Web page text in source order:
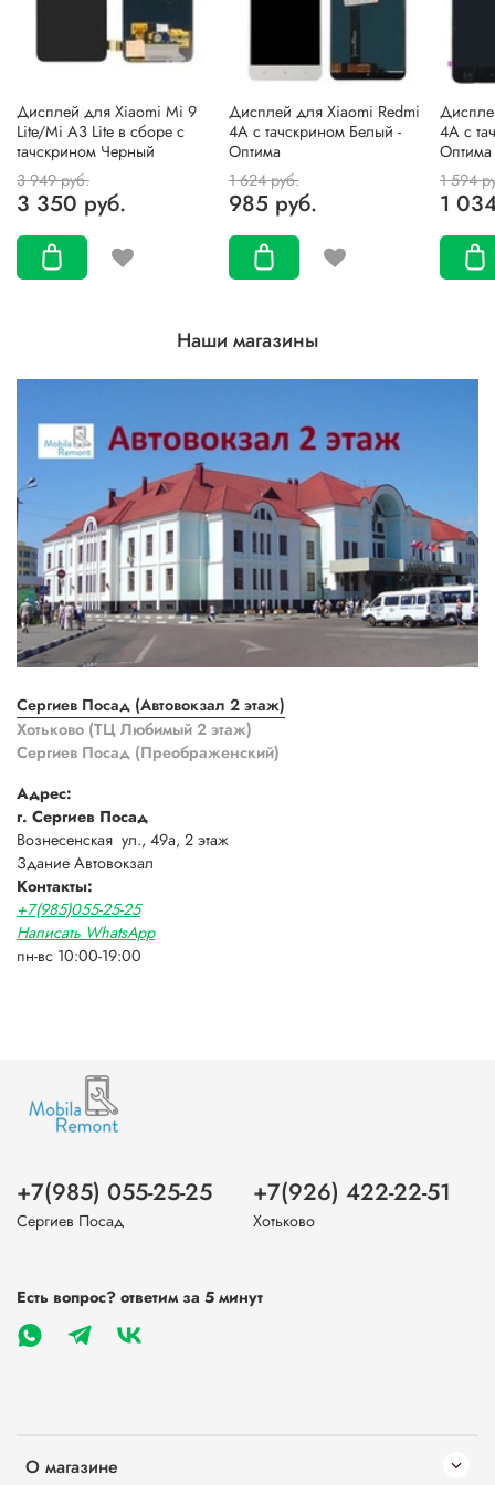
Дисплей для Xiaomi Mi 9
Lite/Mi A3 Lite в сборе с
тачскрином Черный
3 949 руб.
3 350 руб.
Дисплей для Xiaomi Redmi
4A с тачскрином Белый -
Оптима
1 624 руб.
985 руб.
4A с
Оптима
1 594
1
Наши магазины
Сергиев Посад (Автовокзал 2 этаж)
Хотьково (ТЦ Любимый 2 этаж)
Сергиев Посад (Преображенский)
Адрес:
г. Сергиев Посад
Вознесенская ул., 49а, 2 этаж
Здание Автовокзал
Контакты:
+7(985)055-25-25
Написать WhatsApp
пн-вс 10:00-19:00
О магазине
+7(985) 055-25-25
Сергиев Посад
+7(926) 422-22-51
Хотьково
Есть вопрос? ответим за 5 минут